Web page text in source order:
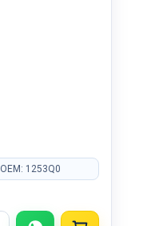
OEM: 1253Q0